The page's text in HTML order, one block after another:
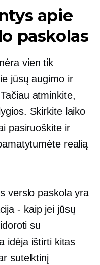
apie
paskolas
vien tik
jūsų augimo ir
atminkite,
Skirkite laiko
pasiruoškite ir
realią
verslo paskola yra
- kaipjei jūsų
su
idėja ištirti kitas
sutelktinį